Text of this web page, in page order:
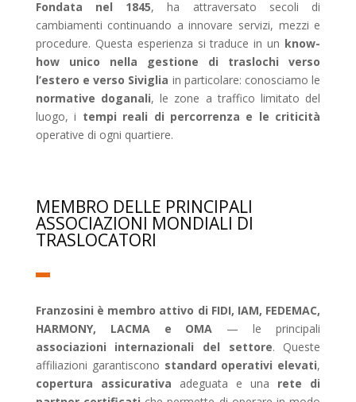
Fondata nel 1845, ha attraversato secoli di
cambiamenti continuando a innovare servizi, mezzi e
procedure. Questa esperienza si traduce in un know-
how unico nella gestione di traslochi verso
l’estero e verso Siviglia in particolare: conosciamo le
normative doganali, le zone a traffico limitato del
luogo, i tempi reali di percorrenza e le criticità
operative di ogni quartiere.
MEMBRO DELLE PRINCIPALI
ASSOCIAZIONI MONDIALI DI
TRASLOCATORI
Franzosini è membro attivo di FIDI, IAM, FEDEMAC,
HARMONY, LACMA e OMA — le principali
associazioni internazionali del settore. Queste
affiliazioni garantiscono standard operativi elevati,
copertura assicurativa adeguata e una rete di